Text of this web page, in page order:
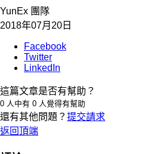
YunEx 團隊
2018年07月20日
Facebook
Twitter
LinkedIn
這篇文章是否有幫助？
0 人中有 0 人覺得有幫助
還有其他問題？ 提交請求
返回頂端